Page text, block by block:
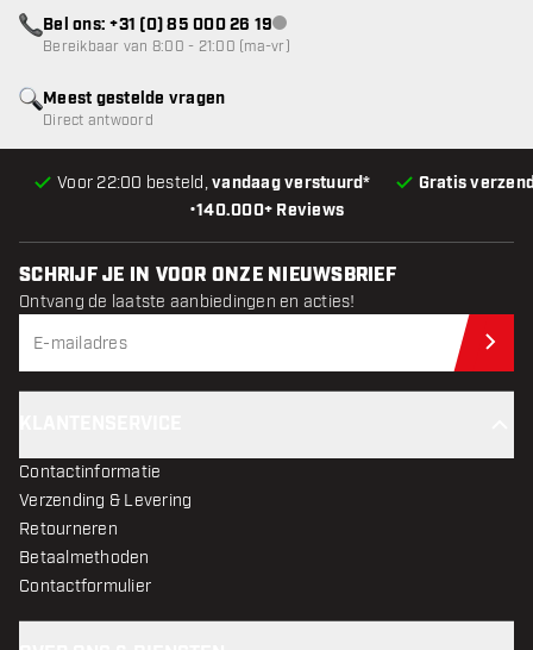
•140.000+ Reviews
Voor 22:00 besteld,vandaag verstuurd* Gratis
Meest gestelde vragen
Direct antwoord
Bel ons: +31 (0) 85 000 26 19klantenservice niet beschikbaar
Bereikbaar van 8:00 - 21:00 (ma-vr)
SCHRIJF JE IN VOOR ONZE NIEUWSBRIEF
Ontvang de laatste aanbiedingen en acties!
Contactinformatie
Verzending & Levering
Retourneren
Betaalmethoden
Contactformulier